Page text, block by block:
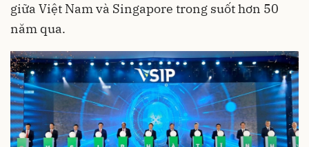
giữa Việt Nam và Singapore trong suốt hơn 50
năm qua.